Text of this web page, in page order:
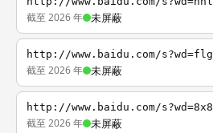
截至 2026 年 未屏蔽
http://www.baidu.com/s?wd=flg
截至 2026 年 未屏蔽
http://www.baidu.com/s?wd=8x8
截至 2026 年 未屏蔽